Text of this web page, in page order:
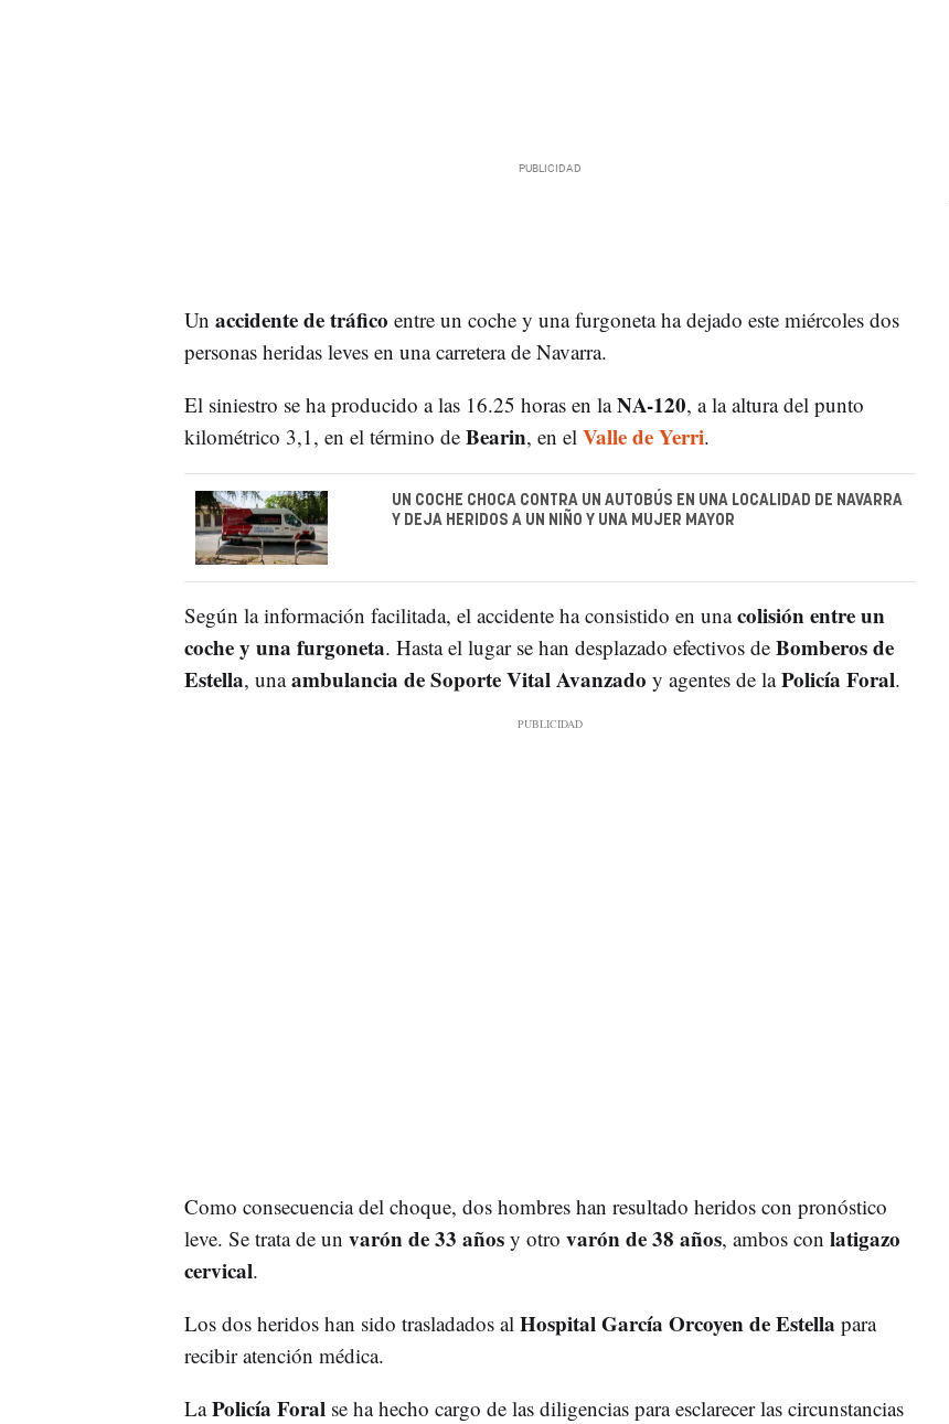
Un accidente de tráfico entre un coche y una furgoneta ha dejado este miércoles dos
personas heridas leves en una carretera de Navarra.
El siniestro se ha producido a las 16.25 horas en laNA-120, a la altura del punto
kilométrico 3,1, en el término de Bearin, en el Valle de Yerri.
UN COCHE CHOCA CONTRA UN AUTOBÚS EN UNA LOCALIDAD DE NAVARRA
Y DEJA HERIDOS A UN NIÑO Y UNA MUJER MAYOR
Según la información facilitada, el accidente ha consistido en unacolisión entre un
coche y una furgoneta. Hasta el lugar se han desplazado efectivos de Bomberos de
Estella, unaambulancia de Soporte Vital Avanzado y agentes de laPolicía Foral.
Como consecuencia del choque, dos hombres han resultado heridos con pronóstico
leve. Se trata de un varón de 33 añosy otro varón de 38 años, ambos con latigazo
cervical.
Los dos heridos han sido trasladados al Hospital García Orcoyen de Estella para
recibir atención médica.
LaPolicía Foralse ha hecho cargo de las diligencias para esclarecer las circunstancias